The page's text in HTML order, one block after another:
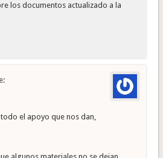
los documentos actualizado a la
el apoyo que nos dan,